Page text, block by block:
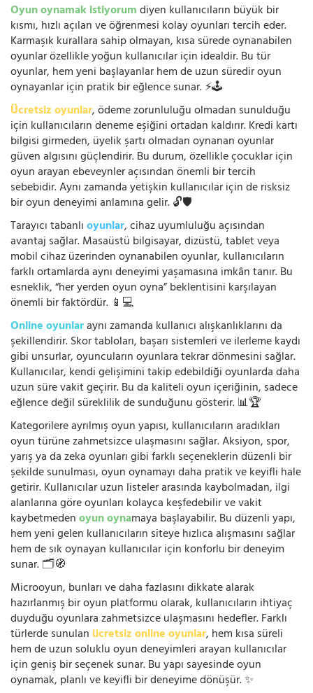
Oyun oynamak istiyorumdiyen kullanıcıların büyük bir
kısmı, hızlı açılan ve öğrenmesi kolay oyunları tercih eder.
Karmaşık kurallara sahip olmayan, kısa sürede oynanabilen
oyunlar özellikle yoğun kullanıcılar için idealdir. Bu tür
oyunlar, hem yeni başlayanlar hem de uzun süredir oyun
oynayanlar için pratik bir eğlence sunar. ⚡🕹️
Ücretsiz oyunlar, ödeme zorunluluğu olmadan sunulduğu
için kullanıcıların deneme eşiğini ortadan kaldırır. Kredi kartı
bilgisi girmeden, üyelik şartı olmadan oynanan oyunlar
güven algısını güçlendirir. Bu durum, özellikle çocuklar için
oyun arayan ebeveynler açısından önemli bir tercih
sebebidir. Aynı zamanda yetişkin kullanıcılar için de risksiz
bir oyun deneyimi anlamına gelir. 🔓🛡️
Tarayıcı tabanlıoyunlar, cihaz uyumluluğu açısından
avantaj sağlar. Masaüstü bilgisayar, dizüstü, tablet veya
mobil cihaz üzerinden oynanabilen oyunlar, kullanıcıların
farklı ortamlarda aynı deneyimi yaşamasına imkân tanır. Bu
esneklik, “her yerden oyun oyna” beklentisini karşılayan
önemli bir faktördür. 📱💻
Online oyunlaraynı zamanda kullanıcı alışkanlıklarını da
şekillendirir. Skor tabloları, başarı sistemleri ve ilerleme kaydı
gibi unsurlar, oyuncuların oyunlara tekrar dönmesini sağlar.
Kullanıcılar, kendi gelişimini takip edebildiği oyunlarda daha
uzun süre vakit geçirir. Bu da kaliteli oyun içeriğinin, sadece
eğlence değil süreklilik de sunduğunu gösterir. 📊🏆
Kategorilere ayrılmış oyun yapısı, kullanıcıların aradıkları
oyun türüne zahmetsizce ulaşmasını sağlar. Aksiyon, spor,
yarış ya da zeka oyunları gibi farklı seçeneklerin düzenli bir
şekilde sunulması, oyun oynamayı daha pratik ve keyifli hale
getirir. Kullanıcılar uzun listeler arasında kaybolmadan, ilgi
alanlarına göre oyunları kolayca keşfedebilir ve vakit
kaybetmedenoyun oynamaya başlayabilir. Bu düzenli yapı,
hem yeni gelen kullanıcıların siteye hızlıca alışmasını sağlar
hem de sık oynayan kullanıcılar için konforlu bir deneyim
sunar. 🗂️🧭
Microoyun, bunları ve daha fazlasını dikkate alarak
hazırlanmış bir oyun platformu olarak, kullanıcıların ihtiyaç
duyduğu oyunlara zahmetsizce ulaşmasını hedefler. Farklı
türlerde sunulan ücretsiz online oyunlar, hem kısa süreli
hem de uzun soluklu oyun deneyimleri arayan kullanıcılar
için geniş bir seçenek sunar. Bu yapı sayesinde oyun
oynamak, planlı ve keyifli bir deneyime dönüşür. ✨